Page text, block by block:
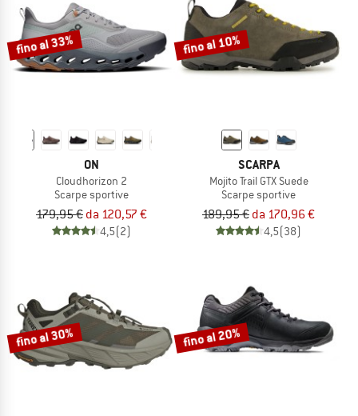
fino al 33%
ON
Cloudhorizon 2
Scarpe sportive
179,95 € da 120,57 €
4,5(2)
fino al 10%
SCARPA
Mojito Trail GTX Suede
Scarpe sportive
189,95 € da 170,96 €
4,5(38)
fino al 30% fino al 20%